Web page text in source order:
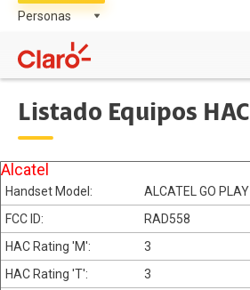
Listado Equipos HAC
Alcatel
ALCATEL GO PLAY
RAD558
3
3